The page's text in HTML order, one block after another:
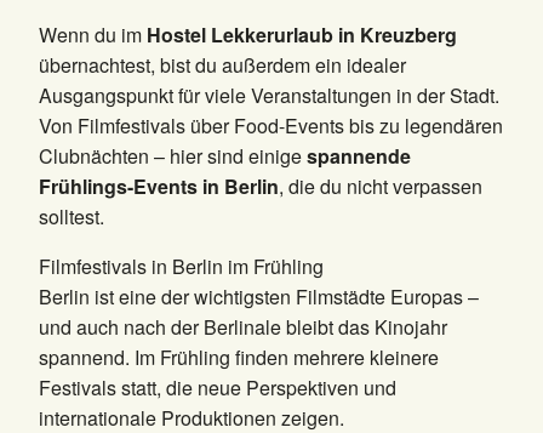
Wenn du im Hostel Lekkerurlaub in Kreuzberg
übernachtest, bist du außerdem ein idealer
Ausgangspunkt für viele Veranstaltungen in der Stadt.
Von Filmfestivals über Food-Events bis zu legendären
Clubnächten – hier sind einigespannende
Frühlings-Events in Berlin, die du nicht verpassen
solltest.
Filmfestivals in Berlin im Frühling
Berlin ist eine der wichtigsten Filmstädte Europas –
und auch nach der Berlinale bleibt das Kinojahr
spannend. Im Frühling finden mehrere kleinere
Festivals statt, die neue Perspektiven und
internationale Produktionen zeigen.